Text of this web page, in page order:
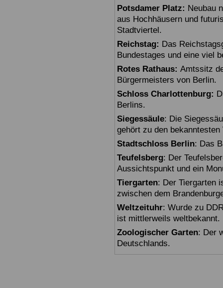
Potsdamer Platz: Neubau
aus Hochhäusern und
Stadtviertel.
Reichstag: Das
Bundestages und eine viel
Rotes Rathaus: Amtssitz
Bürgermeisters von Berlin.
Schloss Charlottenburg:
Berlins.
Siegessäule: Die
gehört zu den
Stadtschloss Berlin: Das
Teufelsberg: Der
Aussichtspunkt und ein
Tiergarten: Der Tiergarten
zwischen dem
Weltzeituhr: Wurde zu
ist mittlerweils weltbekannt.
Zoologischer Garten: Der
Deutschlands.